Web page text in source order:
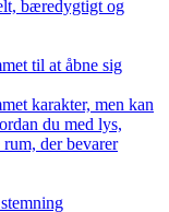
bæredygtigt og
til at åbne sig
karakter, men kan
du med lys,
der bevarer